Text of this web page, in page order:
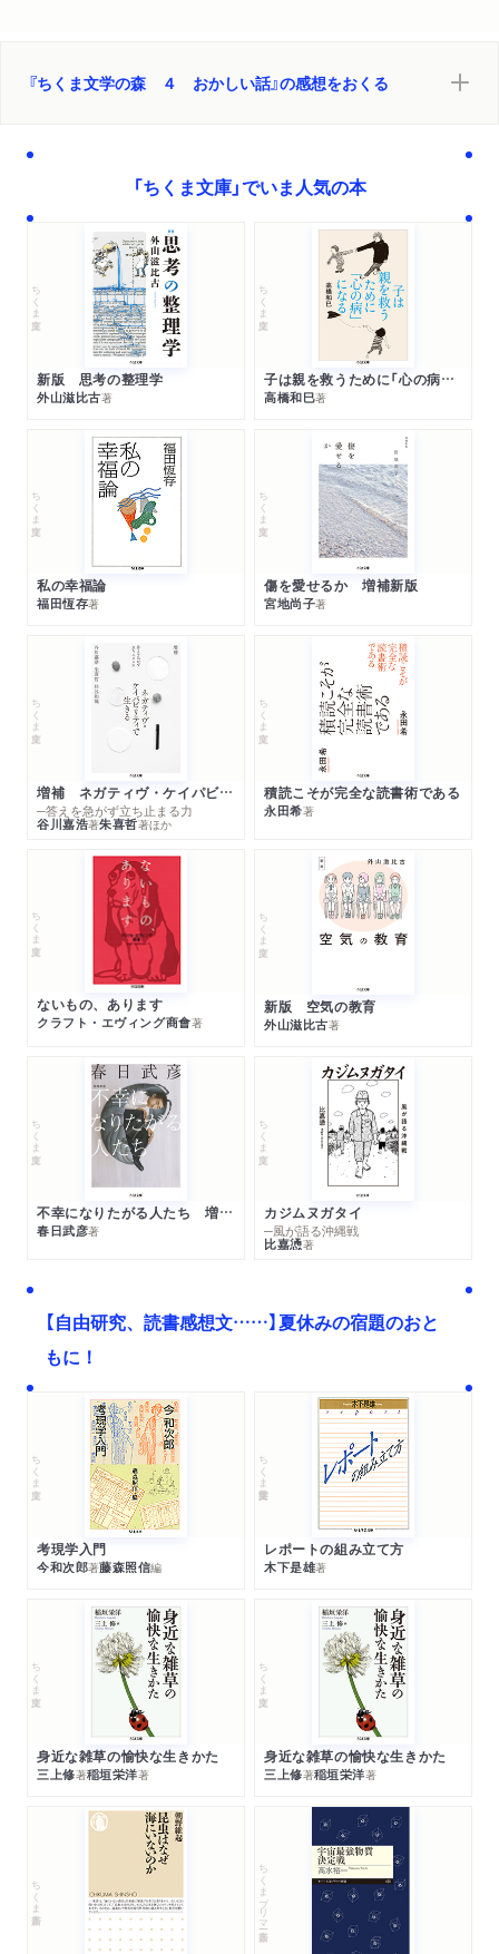
『ちくま文学の森 ４ おかしい話』の感想をおくる
「ちくま文庫」でいま人気の本
ちくま文庫
新版 思考の整理学
外山滋比古著
ちくま文庫
子は親を救うために「心の病」になる
高橋和巳著
ちくま文庫
私の幸福論
福田恆存著
ちくま文庫
傷を愛せるか 増補新版
宮地尚子著
ちくま文庫
増補 ネガティヴ・ケイパビリティで生きる
─答えを急がず立ち止まる力
谷川嘉浩著朱喜哲著ほか
ちくま文庫
積読こそが完全な読書術である
永田希著
ちくま文庫
ないもの、あります
クラフト・エヴィング商會著
ちくま文庫
新版 空気の教育
外山滋比古著
ちくま文庫
不幸になりたがる人たち 増補新版
春日武彦著
ちくま文庫
カジムヌガタイ
─風が語る沖縄戦
比嘉慂著
【自由研究、読書感想文……】夏休みの宿題のおと
もに！
ちくま文庫
考現学入門
今和次郎著藤森照信編
ちくま学芸文庫
レポートの組み立て方
木下是雄著
ちくま文庫
身近な雑草の愉快な生きかた
三上修著稲垣栄洋著
ちくま文庫
身近な雑草の愉快な生きかた
三上修著稲垣栄洋著
ちくま新書 ちくまプリマー新書